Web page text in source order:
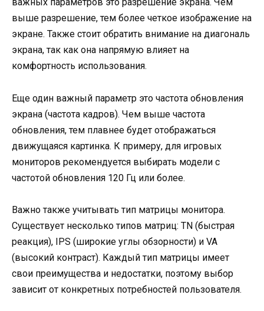
важных параметров это разрешение экрана. Чем
выше разрешение, тем более четкое изображение на
экране. Также стоит обратить внимание на диагональ
экрана, так как она напрямую влияет на
комфортность использования.
Еще один важный параметр это частота обновления
экрана (частота кадров). Чем выше частота
обновления, тем плавнее будет отображаться
движущаяся картинка. К примеру, для игровых
мониторов рекомендуется выбирать модели с
частотой обновления 120 Гц или более.
Важно также учитывать тип матрицы монитора.
Существует несколько типов матриц: TN (быстрая
реакция), IPS (широкие углы обзорности) и VA
(высокий контраст). Каждый тип матрицы имеет
свои преимущества и недостатки, поэтому выбор
зависит от конкретных потребностей пользователя.